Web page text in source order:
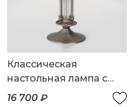
Классическая
настольная лампа с
абажуром
16 700 ₽